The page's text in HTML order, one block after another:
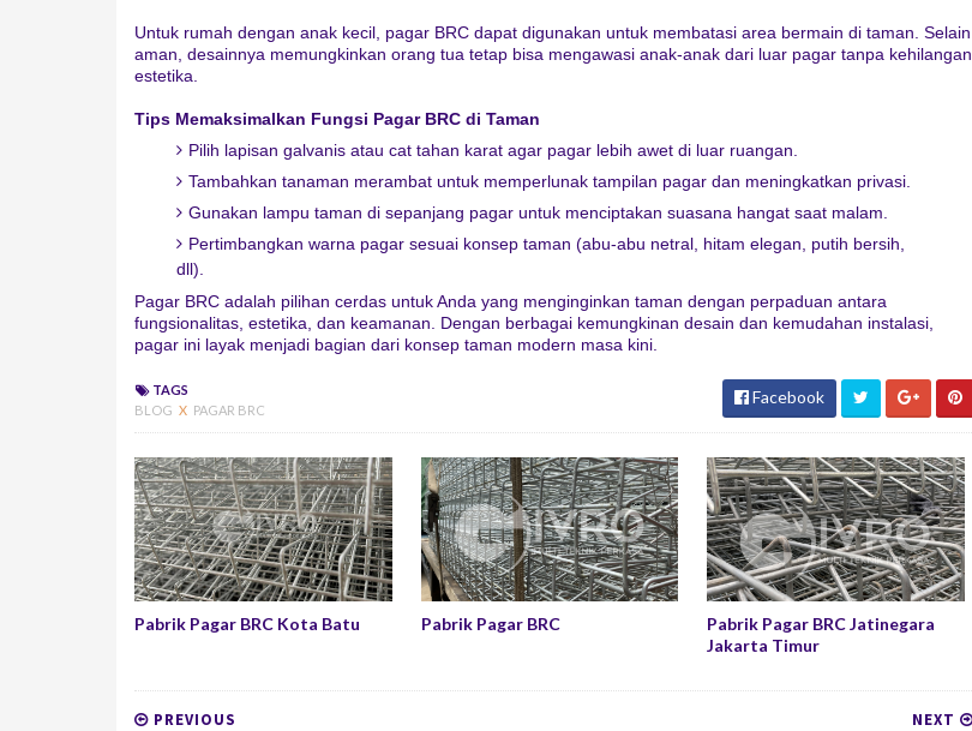
Untuk rumah dengan anak kecil, pagar BRC dapat digunakan untuk membatasi area bermain di taman. Selain
aman, desainnya memungkinkan orang tua tetap bisa mengawasi anak-anak dari luar pagar tanpa kehilangan
estetika.
Tips Memaksimalkan Fungsi Pagar BRC di Taman
Pilih lapisan galvanis atau cat tahan karat agar pagar lebih awet di luar ruangan.
Tambahkan tanaman merambat untuk memperlunak tampilan pagar dan meningkatkan privasi.
Gunakan lampu taman di sepanjang pagar untuk menciptakan suasana hangat saat malam.
Pertimbangkan warna pagar sesuai konsep taman (abu-abu netral, hitam elegan, putih bersih,
dll).
Pagar BRC adalah pilihan cerdas untuk Anda yang menginginkan taman dengan perpaduan antara
fungsionalitas, estetika, dan keamanan. Dengan berbagai kemungkinan desain dan kemudahan instalasi,
pagar ini layak menjadi bagian dari konsep taman modern masa kini.
TAGS
BLOG X PAGAR BRC
Facebook
Pabrik Pagar BRC Kota Batu Pabrik Pagar BRC
Pabrik Pagar BRC Jatinegara
Jakarta Timur
NEXT
PREVIOUS